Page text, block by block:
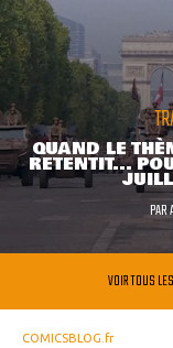
QUAND LE
RETENTIT...
PAR
VOIR TOUS
COMICSBLOG.fr